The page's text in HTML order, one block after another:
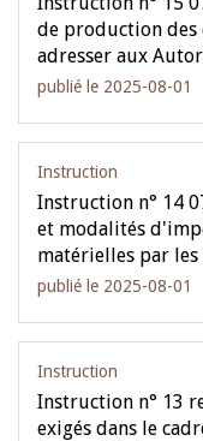
de production des
adresser aux
publié le 2025-08-01
Instruction
Instruction n° 14
et modalités
matérielles par
publié le 2025-08-01
Instruction
Instruction n° 13
exigés dans le